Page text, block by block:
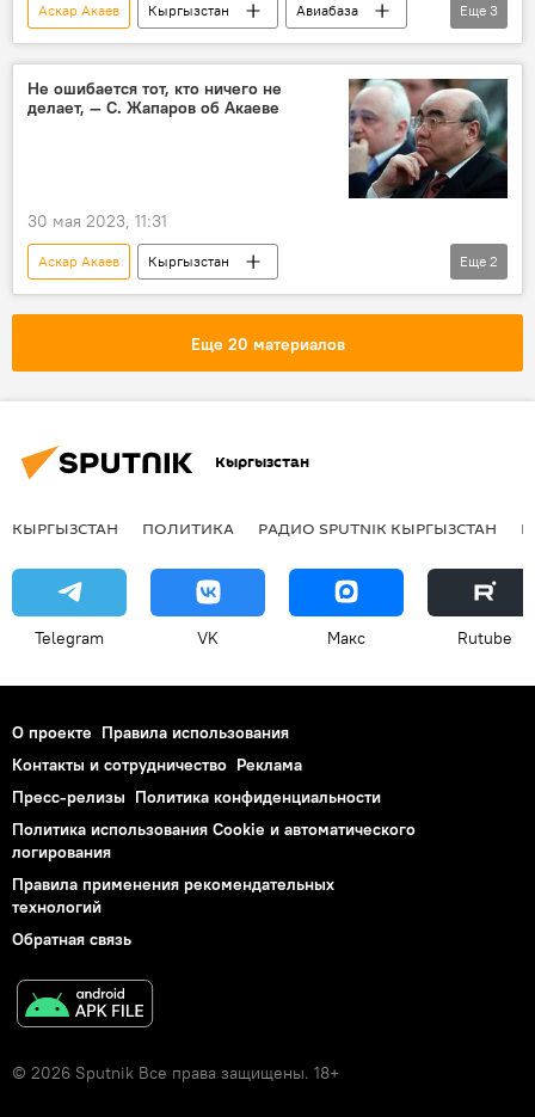
Аскар Акаев Кыргызстан
Авиабаза
Авиабаза ОДКБ "Кант"
Владимир Путин
видео
Еще 3
Не ошибается тот, кто ничего не
делает, — С. Жапаров об Акаеве
30 мая 2023, 11:31
Аскар Акаев
Кыргызстан
Садыр Жапаров
Мнение интервью
Еще 2
Еще 20 материалов
Кыргызстан
КЫРГЫЗСТАН ПОЛИТИКА РАДИО SPUTNIK КЫРГЫЗСТАН
Telegram VK Макс Rutube
О проекте Правила использования
Контакты и сотрудничество Реклама
Пресс-релизы Политика конфиденциальности
Политика использования Cookie и автоматического
логирования
Правила применения рекомендательных
технологий
Обратная связь
© 2026 Sputnik Все права защищены. 18+